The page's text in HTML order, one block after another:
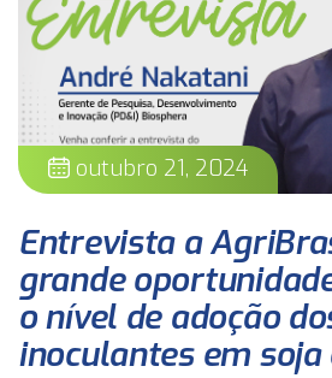
outubro 21, 2024
Entrevista a
grande
o nível de adoção
inoculantes em